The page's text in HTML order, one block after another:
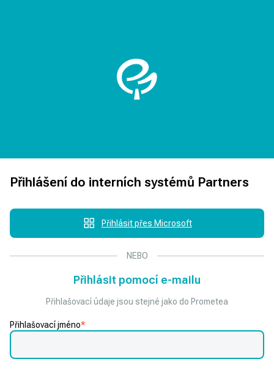
Přihlášení do interních systémů Partners
Přihlásit přes Microsoft
NEBO
Přihlásit pomocí e-mailu
Přihlašovací údaje jsou stejné jako do Prometea
Přihlašovací jméno*